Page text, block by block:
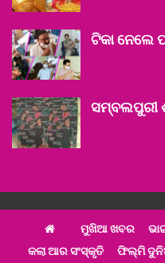
ଟିକା ନେଲେ
ସମ୍ବଲପୁରୀ
ମୁଖିଆ ଖବର
କଲା ଆର ସଂସ୍କୃତି
ଫିଲ୍ମି